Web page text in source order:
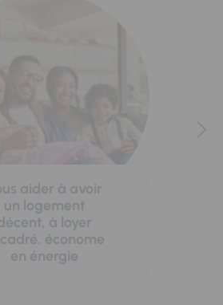
aider à avoir
un logement
à loyer
économe
en énergie